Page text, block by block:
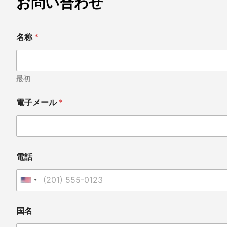
称
名
名
名称 *
最初
電子メール *
電話
United States +1
国名